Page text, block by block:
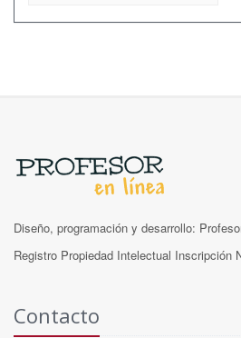
Diseño, programación y desarrollo:
Registro Propiedad Intelectual Inscripción
Contacto